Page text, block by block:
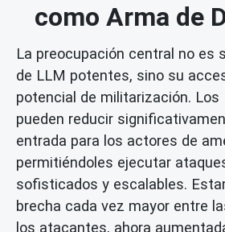
como Arma de
La preocupación central no es
de LLM potentes, sino su
potencial de militarización. Los
pueden reducir
entrada para los actores de
permitiéndoles ejecutar
sofisticados y escalables.
brecha cada vez mayor entre
los atacantes, ahora